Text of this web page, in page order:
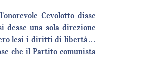
Cevolotto disse
desse una sola direzione
lesi i diritti di libertà…
che il Partito comunista